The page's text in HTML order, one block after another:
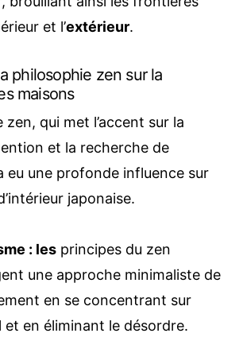
et l’extérieur.
philosophie zen sur la
maisons
zen, qui met l’accent sur la
et la recherche de
eu une profonde influence sur
japonaise.
: les principes du zen
une approche minimaliste de
en se concentrant sur
et en éliminant le désordre.